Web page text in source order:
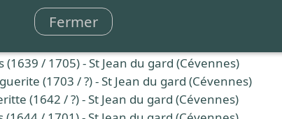
Fermer
/ 1666) - St Jean du gard (Cévennes)
/ ?) - St Jean du gard (Cévennes)
(1639 / 1705) - St Jean du gard (Cévennes)
(1703 / ?) - St Jean du gard (Cévennes)
(1642 / ?) - St Jean du gard (Cévennes)